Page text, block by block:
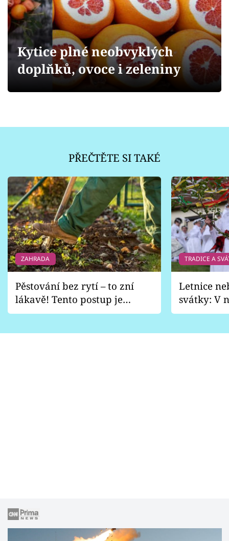
Přihlášení
Sledujte nás
Kytice plné neobvyklých
doplňků, ovoce i zeleniny
PŘEČTĚTE SI TAKÉ
ZAHRADA
Pěstování bez rytí – to zní
lákavě! Tento postup je
vhodný jen pro některé
TRADICE A
Letnice
svátky: V
pondělí